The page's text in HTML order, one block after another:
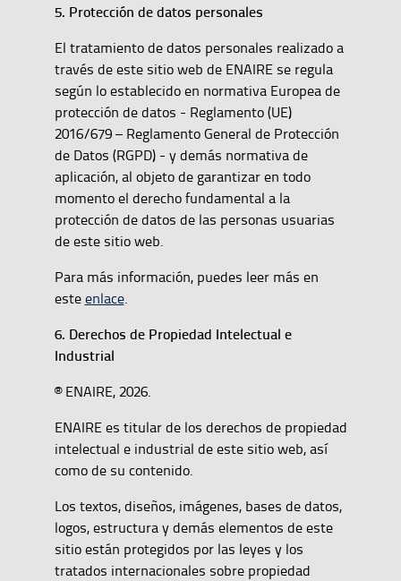
5. Protección de datos personales
El tratamiento de datos personales realizado a
través de este sitio web de ENAIRE se regula
según lo establecido en normativa Europea de
protección de datos - Reglamento (UE)
2016/679 – Reglamento General de Protección
de Datos (RGPD) - y demás normativa de
aplicación, al objeto de garantizar en todo
momento el derecho fundamental a la
protección de datos de las personas usuarias
de este sitio web.
Para más información, puedes leer más en
esteenlace.
6. Derechos de Propiedad Intelectual e
Industrial
® ENAIRE, 2026.
ENAIRE es titular de los derechos de propiedad
intelectual e industrial de este sitio web, así
como de su contenido.
Los textos, diseños, imágenes, bases de datos,
logos, estructura y demás elementos de este
sitio están protegidos por las leyes y los
tratados internacionales sobre propiedad